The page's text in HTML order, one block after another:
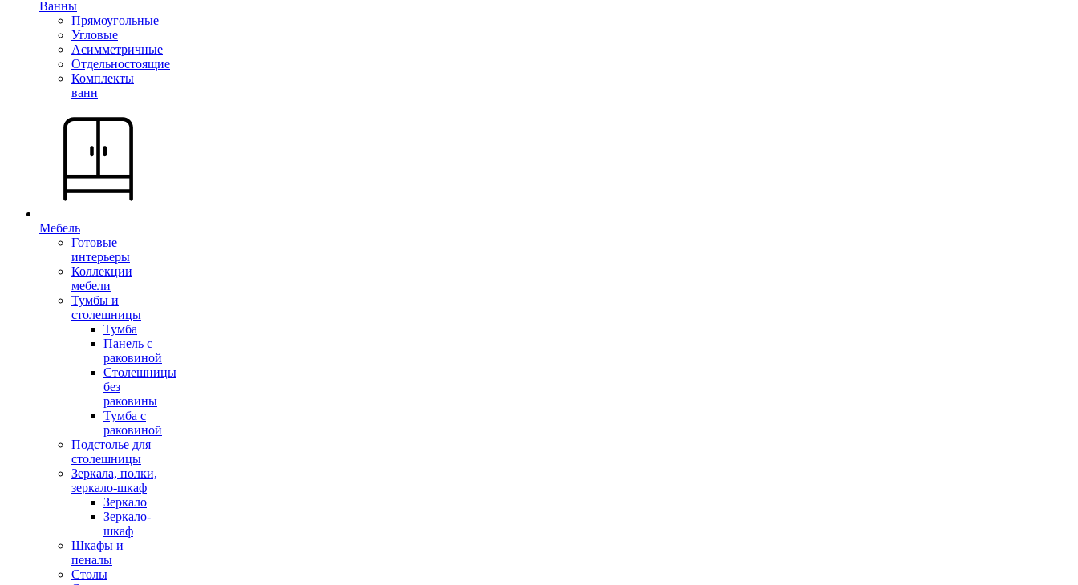
Ванны
Прямоугольные
Угловые
Асимметричные
Отдельностоящие
Комплекты
ванн
Мебель
Готовые
интерьеры
Коллекции
мебели
Тумбы и
столешницы
Тумба
Панель с
раковиной
Столешницы
без
раковины
Тумба с
раковиной
Подстолье для
столешницы
Зеркала, полки,
зеркало-шкаф
Зеркало
Зеркало-
шкаф
Шкафы и
пеналы
Столы